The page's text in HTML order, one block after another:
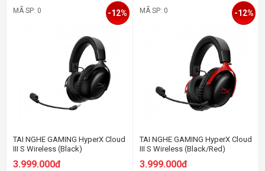
MÃ SP: 0
TAI NGHE GAMING HyperX Cloud
III S Wireless (Black)
3.999.000đ
-12% MÃ SP: 0
TAI NGHE GAMING HyperX Cloud
III S Wireless (Black/Red)
3.999.000đ
-12%